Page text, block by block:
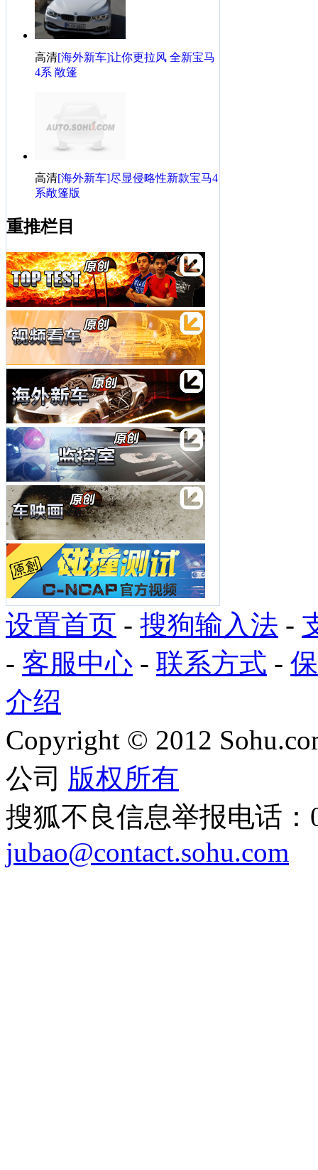
高清[海外新车]让你更拉风 全新宝马
4系 敞篷
高清[海外新车]尽显侵略性新款宝马4
系敞篷版
重推栏目
设置首页 - 搜狗输入法 -
- 客服中心 - 联系方式 -
介绍
Copyright © 2012
公司 版权所有
搜狐不良信息举报电话：
jubao@contact.sohu.com